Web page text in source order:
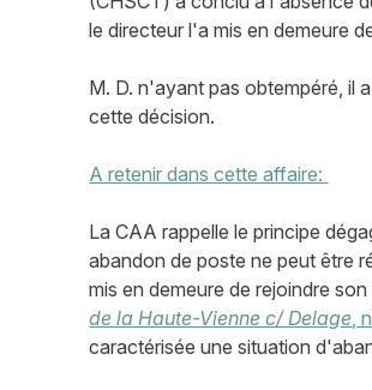
le directeur l'a mis en demeure
M. D. n'ayant pas obtempéré, il
cette décision.
A retenir dans cette affaire:
La CAA rappelle le principe
abandon de poste ne peut être
mis en demeure de rejoindre
de la Haute-Vienne c/ Delage ,
caractérisée une situation